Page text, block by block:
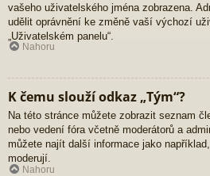
vašeho uživatelského jména zobrazena.
udělit oprávnění ke změně vaší výchozí
„Uživatelském panelu“.
Nahoru
K čemu slouží odkaz „Tým“?
Na této stránce můžete zobrazit seznam
nebo vedení fóra včetně moderátorů a
můžete najít další informace jako
moderují.
Nahoru